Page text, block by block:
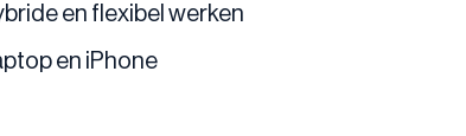
en flexibel werken
en iPhone